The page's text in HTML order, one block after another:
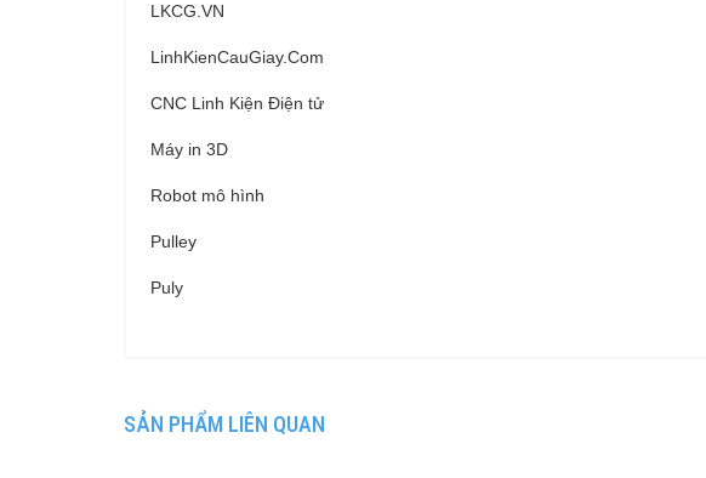
LKCG.VN
LinhKienCauGiay.Com
CNC Linh Kiện Điện tử
Máy in 3D
Robot mô hình
Pulley
Puly
SẢN PHẨM LIÊN QUAN